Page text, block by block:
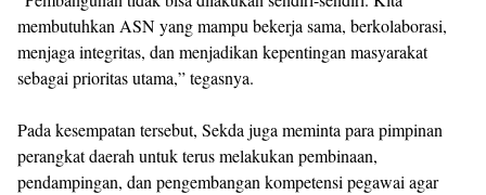
membutuhkan ASN yang mampu bekerja sama, berkolaborasi,
menjaga integritas, dan menjadikan kepentingan masyarakat
sebagai prioritas utama,” tegasnya.
Pada kesempatan tersebut, Sekda juga meminta para pimpinan
perangkat daerah untuk terus melakukan pembinaan,
pendampingan, dan pengembangan kompetensi pegawai agar